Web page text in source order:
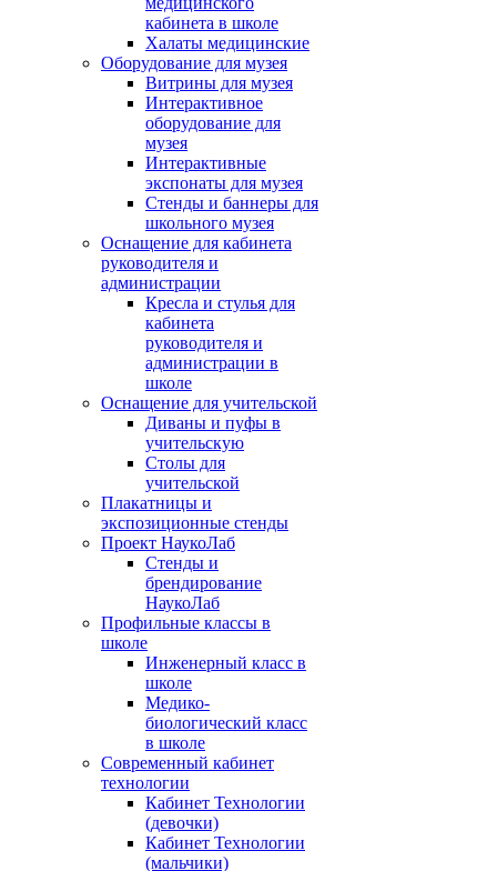
кабинета в школе
Халаты медицинские
Оборудование для музея
Витрины для музея
Интерактивное
оборудование для
музея
Интерактивные
экспонаты для музея
Стенды и баннеры для
школьного музея
Оснащение для кабинета
руководителя и
администрации
Кресла и стулья для
кабинета
руководителя и
администрации в
школе
Оснащение для учительской
Диваны и пуфы в
учительскую
Столы для
учительской
Плакатницы и
экспозиционные стенды
Проект НаукоЛаб
Стенды и
брендирование
НаукоЛаб
Профильные классы в
школе
Инженерный класс в
школе
Медико-
биологический класс
в школе
Современный кабинет
технологии
Кабинет Технологии
(девочки)
Кабинет Технологии
(мальчики)